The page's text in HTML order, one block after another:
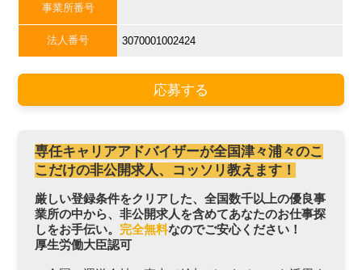
事業所番号
法人番号 3070001002424
応募する
専任キャリアアドバイザーが全国津々浦々のこ
こだけの非公開求人、コッソリ教えます！
厳しい登録条件をクリアした、全国数千以上の優良事
業所の中から、非公開求人を含めてあなたのお仕事探
しをお手伝い。 完全無料なのでご安心ください！
厚生労働大臣認可